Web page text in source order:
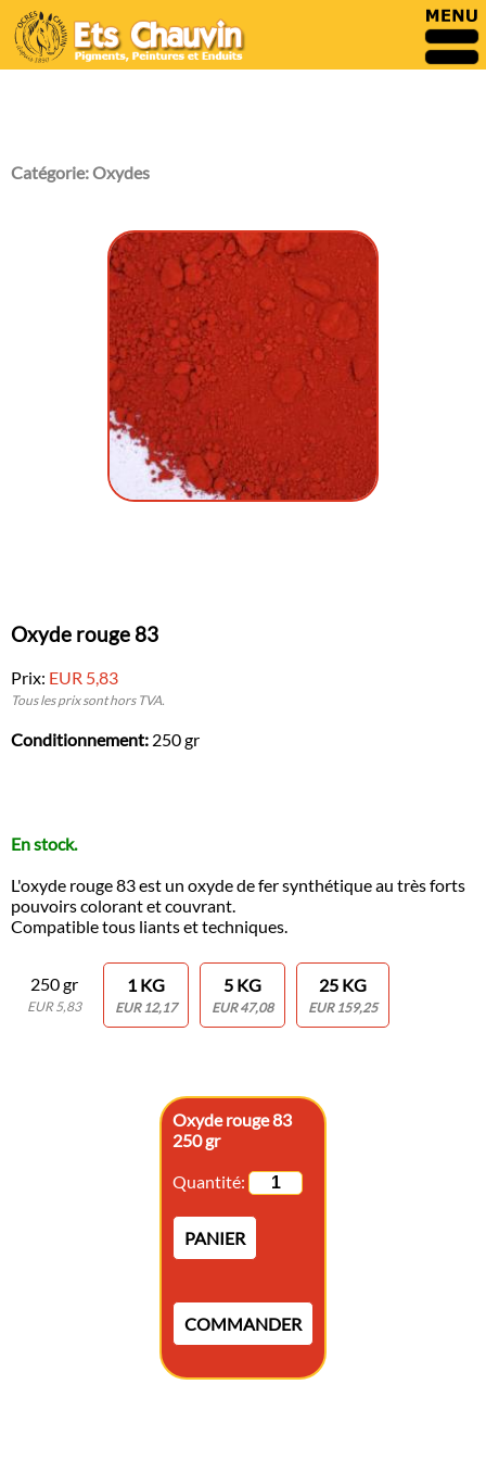
Catégorie:Oxydes
Oxyde rouge 83
Prix: EUR 5,83
Tous les prix sont hors TVA.
Conditionnement: 250 gr
En stock.
L'oxyde rouge 83 est un oxyde de fer synthétique au très forts
pouvoirs colorant et couvrant.
Compatible tous liants et techniques.
250 gr
EUR 5,83
1 KG
EUR 12,17
5 KG
EUR 47,08
25 KG
EUR 159,25
Oxyde rouge 83
250 gr
Quantité:
PANIER
COMMANDER